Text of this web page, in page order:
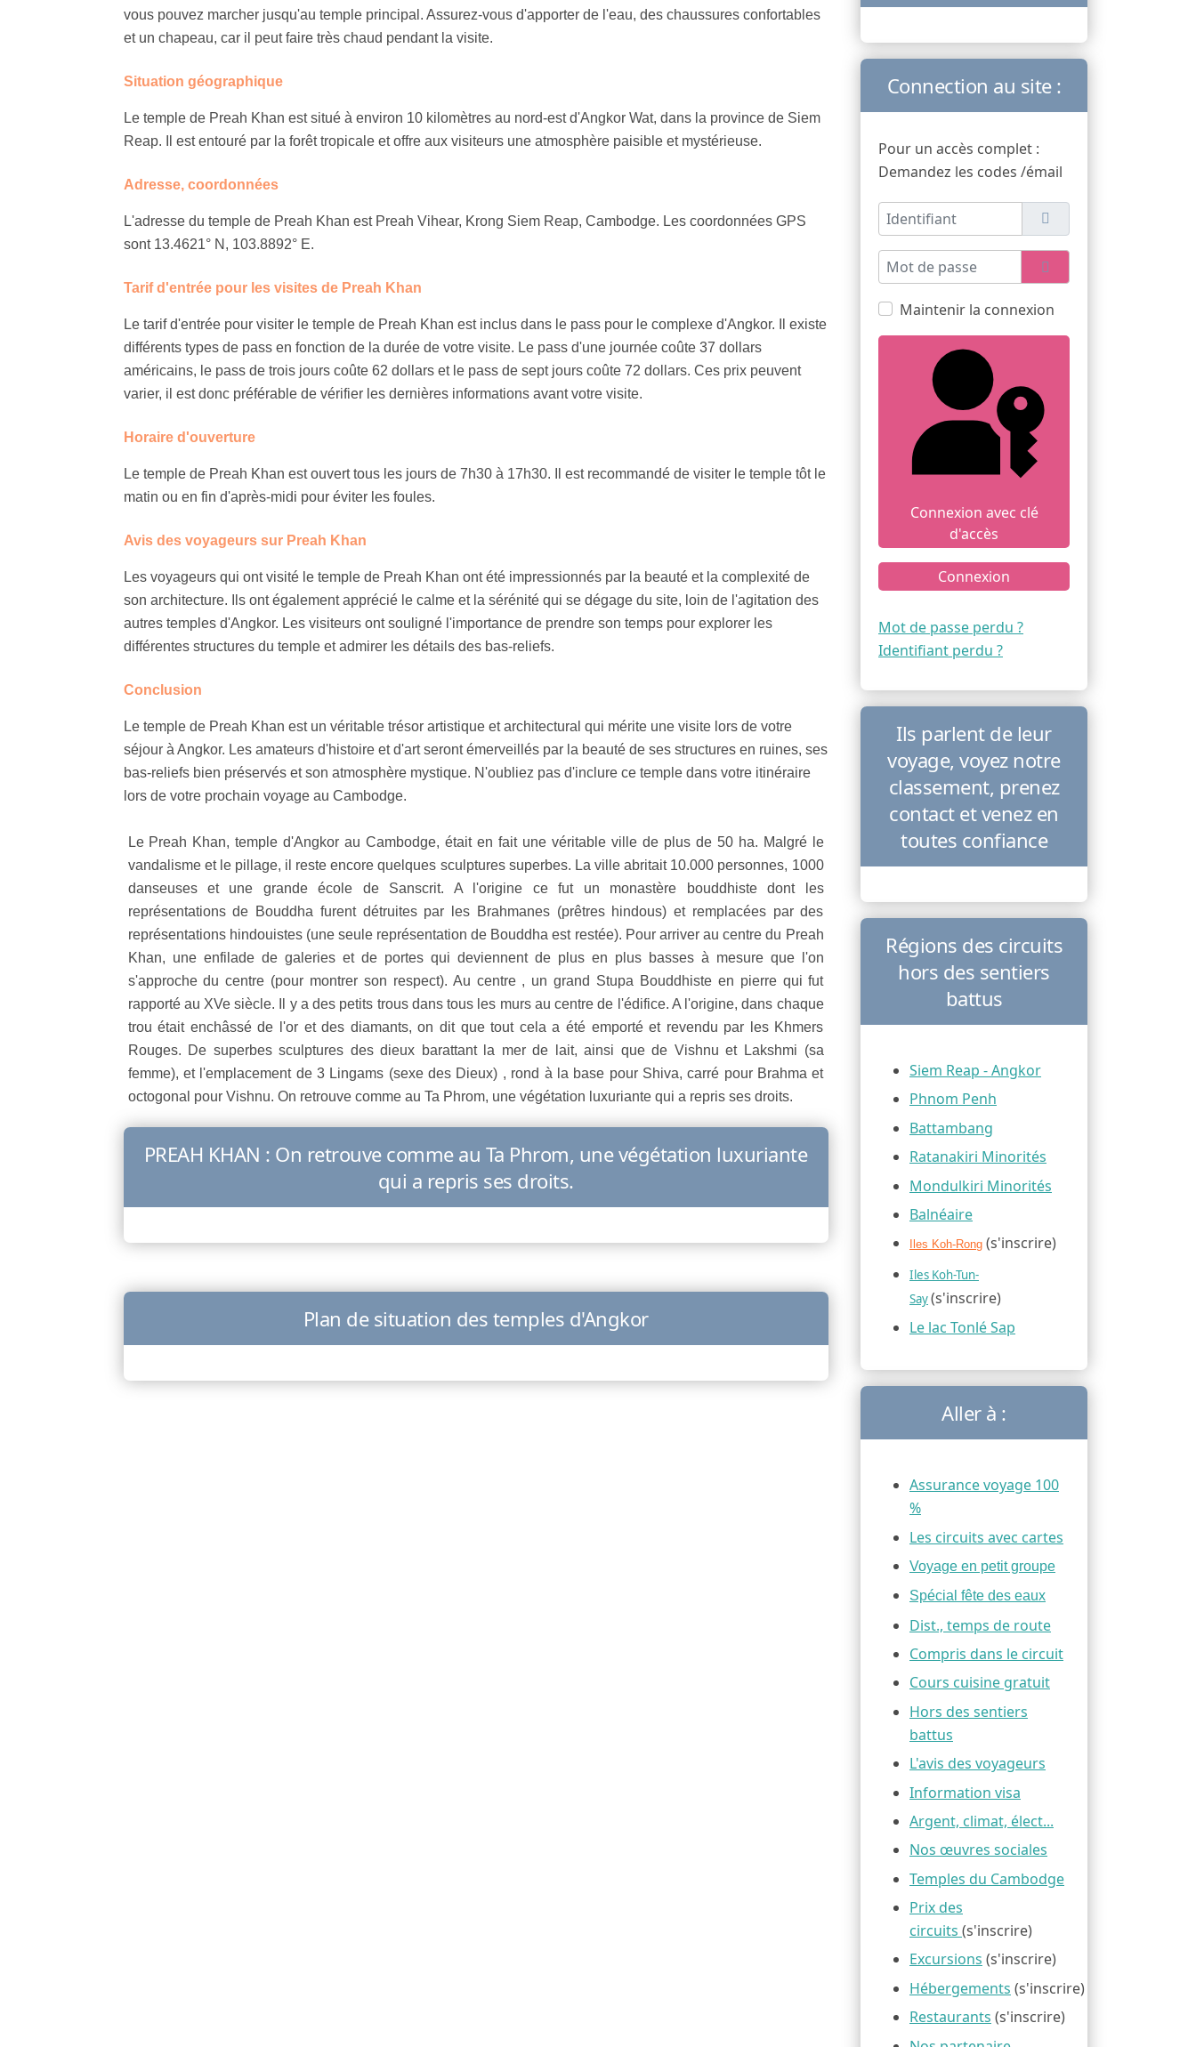
vous pouvez marcher jusqu'au temple principal. Assurez-vous d'apporter de l'eau, des chaussures confortables
et un chapeau, car il peut faire très chaud pendant la visite.
Situation géographique
Le temple de Preah Khan est situé à environ 10 kilomètres au nord-est d'Angkor Wat, dans la province de Siem
Reap. Il est entouré par la forêt tropicale et offre aux visiteurs une atmosphère paisible et mystérieuse.
Adresse, coordonnées
L'adresse du temple de Preah Khan est Preah Vihear, Krong Siem Reap, Cambodge. Les coordonnées GPS
sont 13.4621° N, 103.8892° E.
Tarif d'entrée pour les visites de Preah Khan
Le tarif d'entrée pour visiter le temple de Preah Khan est inclus dans le pass pour le complexe d'Angkor. Il existe
différents types de pass en fonction de la durée de votre visite. Le pass d'une journée coûte 37 dollars
américains, le pass de trois jours coûte 62 dollars et le pass de sept jours coûte 72 dollars. Ces prix peuvent
varier, il est donc préférable de vérifier les dernières informations avant votre visite.
Horaire d'ouverture
Le temple de Preah Khan est ouvert tous les jours de 7h30 à 17h30. Il est recommandé de visiter le temple tôt le
matin ou en fin d'après-midi pour éviter les foules.
Avis des voyageurs sur Preah Khan
Les voyageurs qui ont visité le temple de Preah Khan ont été impressionnés par la beauté et la complexité de
son architecture. Ils ont également apprécié le calme et la sérénité qui se dégage du site, loin de l'agitation des
autres temples d'Angkor. Les visiteurs ont souligné l'importance de prendre son temps pour explorer les
différentes structures du temple et admirer les détails des bas-reliefs.
Conclusion
Le temple de Preah Khan est un véritable trésor artistique et architectural qui mérite une visite lors de votre
séjour à Angkor. Les amateurs d'histoire et d'art seront émerveillés par la beauté de ses structures en ruines, ses
bas-reliefs bien préservés et son atmosphère mystique. N'oubliez pas d'inclure ce temple dans votre itinéraire
lors de votre prochain voyage au Cambodge.
Le Preah Khan, temple d'Angkor au Cambodge, était en fait une véritable ville de plus de 50 ha. Malgré le
vandalisme et le pillage, il reste encore quelques sculptures superbes. La ville abritait 10.000 personnes, 1000
danseuses et une grande école de Sanscrit. A l'origine ce fut un monastère bouddhiste dont les
représentations de Bouddha furent détruites par les Brahmanes (prêtres hindous) et remplacées par des
représentations hindouistes (une seule représentation de Bouddha est restée). Pour arriver au centre du Preah
Khan, une enfilade de galeries et de portes qui deviennent de plus en plus basses à mesure que l'on
s'approche du centre (pour montrer son respect). Au centre , un grand Stupa Bouddhiste en pierre qui fut
rapporté au XVe siècle. Il y a des petits trous dans tous les murs au centre de l'édifice. A l'origine, dans chaque
trou était enchâssé de l'or et des diamants, on dit que tout cela a été emporté et revendu par les Khmers
Rouges. De superbes sculptures des dieux barattant la mer de lait, ainsi que de Vishnu et Lakshmi (sa
femme), et l'emplacement de 3 Lingams (sexe des Dieux) , rond à la base pour Shiva, carré pour Brahma et
octogonal pour Vishnu. On retrouve comme au Ta Phrom, une végétation luxuriante qui a repris ses droits.
PREAH KHAN : On retrouve comme au Ta Phrom, une végétation luxuriante
qui a repris ses droits.
Plan de situation des temples d'Angkor
Connection au site :
Pour un accès complet :
Demandez les codes /émail
Identifiant
Mot de passe
Afficher le mot de
Maintenir la connexion
Connexion avec clé
d'accès
Connexion
Mot de passe perdu ?
Identifiant perdu ?
Ils parlent de leur
voyage, voyez notre
classement, prenez
contact et venez en
toutes confiance
Régions des circuits
hors des sentiers
battus
Siem Reap - Angkor
Phnom Penh
Battambang
Ratanakiri Minorités
Mondulkiri Minorités
Balnéaire
Iles Koh-Rong (s'inscrire)
Iles Koh-Tun-
Say(s'inscrire)
Le lac Tonlé Sap
Aller à :
Assurance voyage 100
%
Les circuits avec cartes
Voyage en petit groupe
Spécial fête des eaux
Dist., temps de route
Compris dans le circuit
Cours cuisine gratuit
Hors des sentiers
battus
L'avis des voyageurs
Information visa
Argent, climat, élect...
Nos œuvres sociales
Temples du Cambodge
Prix des
circuits (s'inscrire)
Excursions (s'inscrire)
Hébergements (s'inscrire)
Restaurants (s'inscrire)